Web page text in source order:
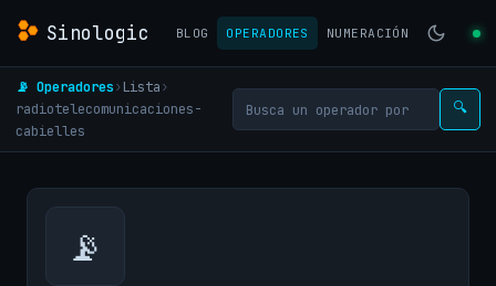
Sinologic BLOG OPERADORES NUMERACIÓN
📡 Operadores› Lista›
radiotelecomunicaciones-
cabielles
🔍
📡